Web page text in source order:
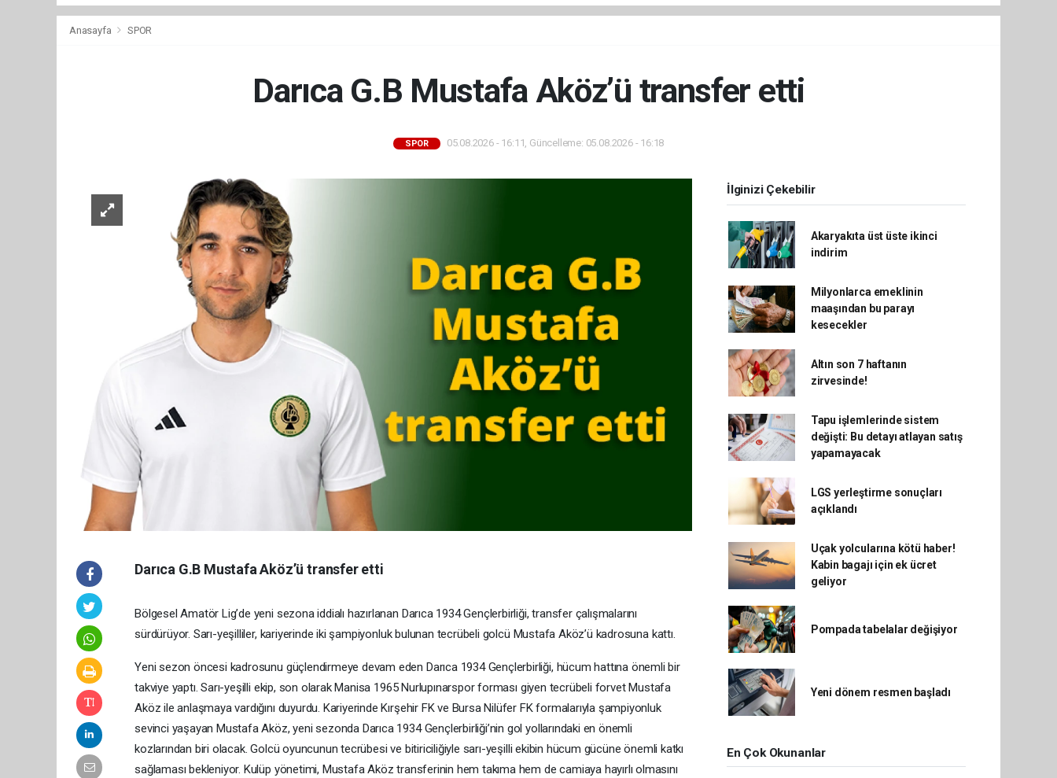
Anasayfa SPOR
Darıca G.B Mustafa Aköz’ü transfer etti
SPOR 05.08.2026 - 16:11, Güncelleme: 05.08.2026 - 16:18
Darıca G.B Mustafa Aköz’ü transfer etti
Bölgesel Amatör Lig’de yeni sezona iddialı hazırlanan Darıca 1934 Gençlerbirliği, transfer çalışmalarını
sürdürüyor. Sarı-yeşilliler, kariyerinde iki şampiyonluk bulunan tecrübeli golcü Mustafa Aköz’ü kadrosuna kattı.
Yeni sezon öncesi kadrosunu güçlendirmeye devam eden Darıca 1934 Gençlerbirliği, hücum hattına önemli bir
takviye yaptı. Sarı-yeşilli ekip, son olarak Manisa 1965 Nurlupınarspor forması giyen tecrübeli forvet Mustafa
Aköz ile anlaşmaya vardığını duyurdu. Kariyerinde Kırşehir FK ve Bursa Nilüfer FK formalarıyla şampiyonluk
sevinci yaşayan Mustafa Aköz, yeni sezonda Darıca 1934 Gençlerbirliği’nin gol yollarındaki en önemli
kozlarından biri olacak. Golcü oyuncunun tecrübesi ve bitiriciliğiyle sarı-yeşilli ekibin hücum gücüne önemli katkı
sağlaması bekleniyor. Kulüp yönetimi, Mustafa Aköz transferinin hem takıma hem de camiaya hayırlı olmasını
İlginizi Çekebilir
Akaryakıta üst üste ikinci
indirim
Milyonlarca emeklinin
maaşından bu parayı
kesecekler
Altın son 7 haftanın
zirvesinde!
Tapu işlemlerinde sistem
değişti: Bu detayı atlayan satış
yapamayacak
LGS yerleştirme sonuçları
açıklandı
Uçak yolcularına kötü haber!
Kabin bagajı için ek ücret
geliyor
Pompada tabelalar değişiyor
Yeni dönem resmen başladı
En Çok Okunanlar